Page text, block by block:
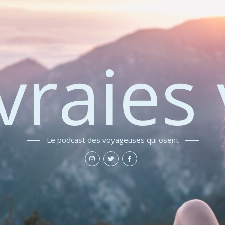
Le podcast des voyageuses qui osent